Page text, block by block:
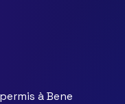
à Bene